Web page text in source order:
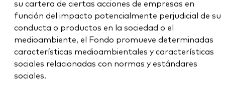
su cartera de ciertas acciones de empresas en
función del impacto potencialmente perjudicial de su
conducta o productos en la sociedad o el
medioambiente, el Fondo promueve determinadas
características medioambientales y características
sociales relacionadas con normas y estándares
sociales.